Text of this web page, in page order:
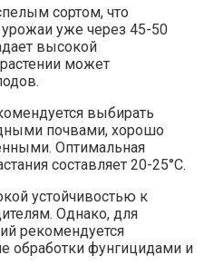
сортом, что
уже через 45-50
высокой
может
выбирать
почвами, хорошо
Оптимальная
составляет 20-25°C.
устойчивостью к
Однако, для
рекомендуется
обработки фунгицидами и